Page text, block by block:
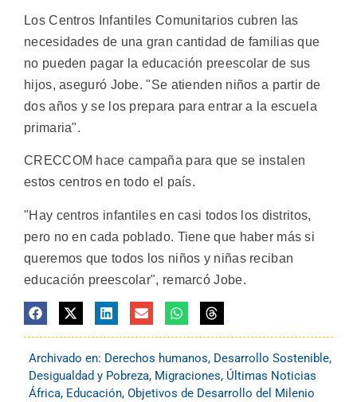
Los Centros Infantiles Comunitarios cubren las
necesidades de una gran cantidad de familias que
no pueden pagar la educación preescolar de sus
hijos, aseguró Jobe. "Se atienden niños a partir de
dos años y se los prepara para entrar a la escuela
primaria".
CRECCOM hace campaña para que se instalen
estos centros en todo el país.
"Hay centros infantiles en casi todos los distritos,
pero no en cada poblado. Tiene que haber más si
queremos que todos los niños y niñas reciban
educación preescolar", remarcó Jobe.
Archivado en: Derechos humanos, Desarrollo Sostenible,
Desigualdad y Pobreza, Migraciones, Últimas Noticias
África, Educación, Objetivos de Desarrollo del Milenio